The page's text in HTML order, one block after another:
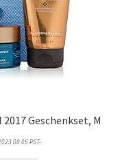
Geschenkset, M
08:05 PST-